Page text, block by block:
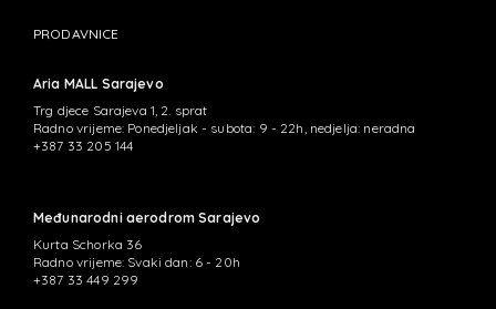
PRODAVNICE
Aria MALL Sarajevo
Trg djece Sarajeva 1, 2. sprat
Radno vrijeme: Ponedjeljak - subota: 9 - 22h, nedjelja: neradna
+387 33 205 144
Međunarodni aerodrom Sarajevo
Kurta Schorka 36
Radno vrijeme: Svaki dan: 6 - 20h
+387 33 449 299